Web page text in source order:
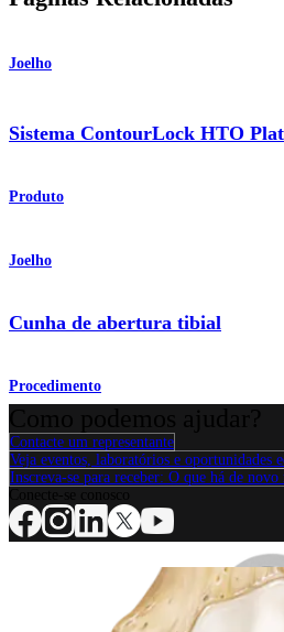
Joelho
Sistema ContourLock HTO
Produto
Joelho
Cunha de abertura tibial
Procedimento
Contacte um representante
Veja eventos, laboratórios e oportunidades
Inscreva-se para receber: O que há de